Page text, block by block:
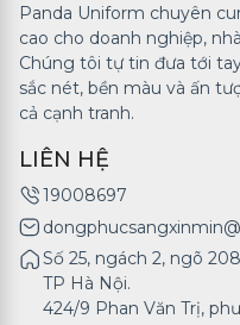
Panda Uniform chuyên
cao cho doanh nghiệp,
Chúng tôi tự tin đưa tới
sắc nét, bền màu và ấn
cả cạnh tranh.
LIÊN HỆ
19008697
Số 25, ngách 2, ngõ
TP Hà Nội.
424/9 Phan Văn Trị,